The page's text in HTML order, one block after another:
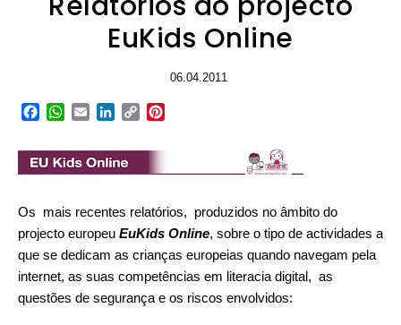
EuKids Online
06.04.2011
Facebook
WhatsApp
EmailLinkedIn
Copy
Os mais recentes relatórios, produzidos no âmbito do
projecto europeu EuKids Online, sobre o tipo de actividades a
que se dedicam as crianças europeias quando navegam pela
internet, as suas competências em literacia digital, as
questões de segurança e os riscos envolvidos: